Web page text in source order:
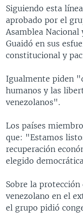
Siguiendo esta
aprobado por el
Asamblea Nacional
Guaidó en sus
constitucional y
Igualmente piden
humanos y las
venezolanos".
Los países
que: "Estamos
recuperación
elegido
Sobre la
venezolano en el
el grupo pidió